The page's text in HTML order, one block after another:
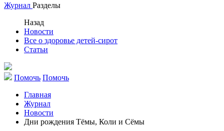
Журнал Разделы
Назад
Новости
Все о здоровье детей-сирот
Статьи
Помочь Помочь
Главная
Журнал
Новости
Дни рождения Тёмы, Коли и Сёмы